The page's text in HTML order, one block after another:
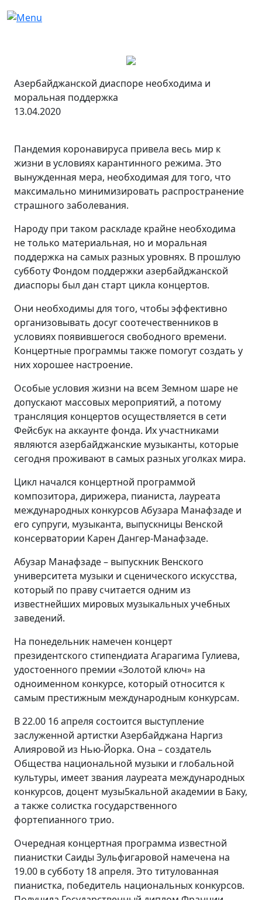
Азербайджанской диаспоре необходима и
моральная поддержка
13.04.2020
Пандемия коронавируса привела весь мир к
жизни в условиях карантинного режима. Это
вынужденная мера, необходимая для того, что
максимально минимизировать распространение
страшного заболевания.
Народу при таком раскладе крайне необходима
не только материальная, но и моральная
поддержка на самых разных уровнях. В прошлую
субботу Фондом поддержки азербайджанской
диаспоры был дан старт цикла концертов.
Они необходимы для того, чтобы эффективно
организовывать досуг соотечественников в
условиях появившегося свободного времени.
Концертные программы также помогут создать у
них хорошее настроение.
Особые условия жизни на всем Земном шаре не
допускают массовых мероприятий, а потому
трансляция концертов осуществляется в сети
Фейсбук на аккаунте фонда. Их участниками
являются азербайджанские музыканты, которые
сегодня проживают в самых разных уголках мира.
Цикл начался концертной программой
композитора, дирижера, пианиста, лауреата
международных конкурсов Абузара Манафзаде и
его супруги, музыканта, выпускницы Венской
консерватории Карен Дангер-Манафзаде.
Абузар Манафзаде – выпускник Венского
университета музыки и сценического искусства,
который по праву считается одним из
известнейших мировых музыкальных учебных
заведений.
На понедельник намечен концерт
президентского стипендиата Агарагима Гулиева,
удостоенного премии «Золотой ключ» на
одноименном конкурсе, который относится к
самым престижным международным конкурсам.
В 22.00 16 апреля состоится выступление
заслуженной артистки Азербайджана Наргиз
Алияровой из Нью-Йорка. Она – создатель
Общества национальной музыки и глобальной
культуры, имеет звания лауреата международных
конкурсов, доцент музы5кальной академии в Баку,
а также солистка государственного
фортепианного трио.
Очередная концертная программа известной
пианистки Саиды Зульфигаровой намечена на
19.00 в субботу 18 апреля. Это титулованная
пианистка, победитель национальных конкурсов.